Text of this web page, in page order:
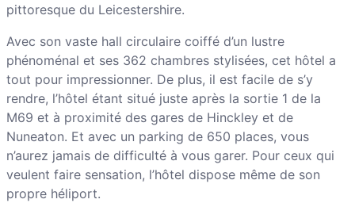
pittoresque du Leicestershire.
Avec son vaste hall circulaire coiffé d’un lustre
phénoménal et ses 362 chambres stylisées, cet hôtel a
tout pour impressionner. De plus, il est facile de s’y
rendre, l’hôtel étant situé juste après la sortie 1 de la
M69 et à proximité des gares de Hinckley et de
Nuneaton. Et avec un parking de 650 places, vous
n’aurez jamais de difficulté à vous garer. Pour ceux qui
veulent faire sensation, l’hôtel dispose même de son
propre héliport.